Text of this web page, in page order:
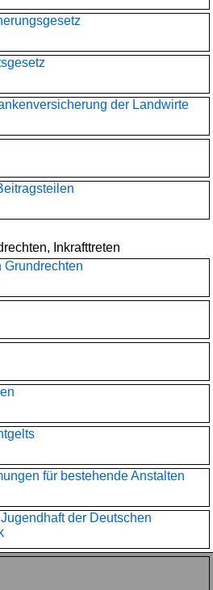
der Landwirte
Inkrafttreten
Grundrechten
für bestehende Anstalten
der Deutschen